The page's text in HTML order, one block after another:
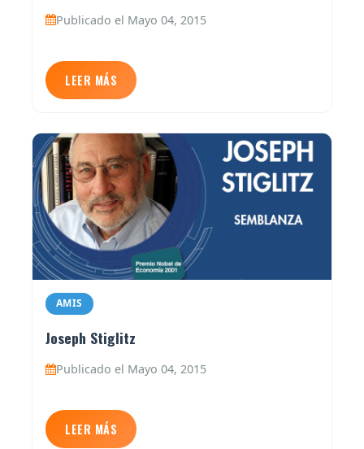
Publicado el Mayo 04, 2015
LEER MÁS
AMIS
Joseph Stiglitz
Publicado el Mayo 04, 2015
LEER MÁS